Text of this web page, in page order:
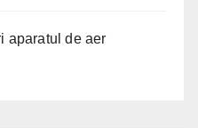
aparatul de aer